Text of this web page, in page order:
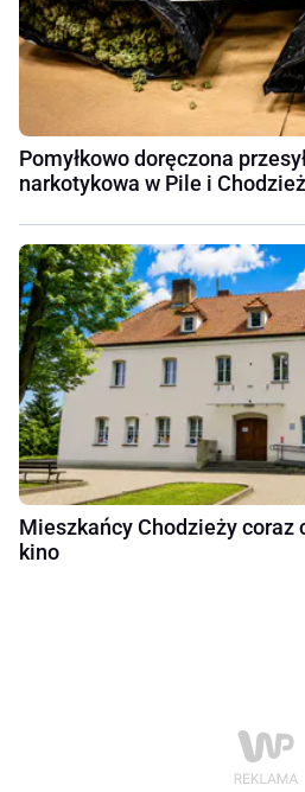
Pomyłkowo doręczona
narkotykowa w Pile i
Mieszkańcy Chodzieży coraz
kino